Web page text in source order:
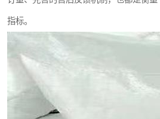
指标。